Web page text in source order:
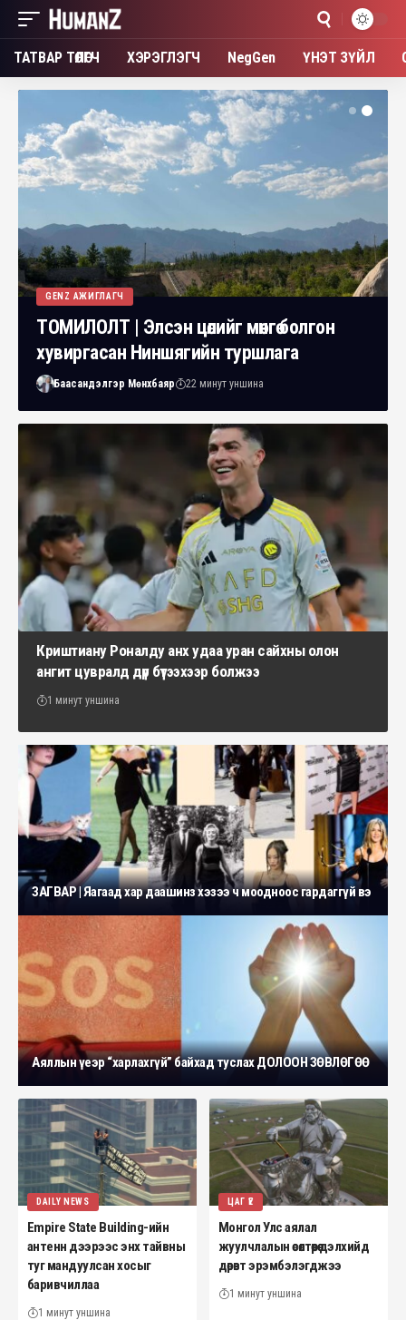
ТАТВАР ТӨЛӨГЧ ХЭРЭГЛЭГЧ NegGen ҮНЭТ ЗҮЙЛ
GENZ АЖИГЛАГЧ
ТОМИЛОЛТ | Элсэн цөлийг мөнгө болгон
хувиргасан Ниншягийн туршлага
Баасандэлгэр Мөнхбаяр 22 минут уншина
Криштиану Роналду анх удаа уран сайхны олон
ангит цувралд дүр бүтээхээр болжээ
1 минут уншина
ЗАГВАР | Яагаад хар даашинз хэзээ ч моодноос гардаггүй вэ
Аяллын үеэр “харлахгүй” байхад туслах ДОЛООН ЗӨВЛӨГӨӨ
DAILY NEWS
Empire State Building-ийн
антенн дээрээс энх тайвны
туг мандуулсан хосыг
баривчиллаа
1 минут уншина
ЦАГ ҮЕ
Монгол Улс аялал
жуулчлалын өсөлтөөрөө дэлхийд
дөрөвт эрэмбэлэгджээ
1 минут уншина